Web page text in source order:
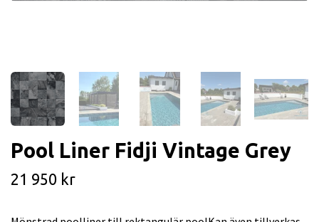
Pool Liner Fidji Vintage Grey
21 950 kr